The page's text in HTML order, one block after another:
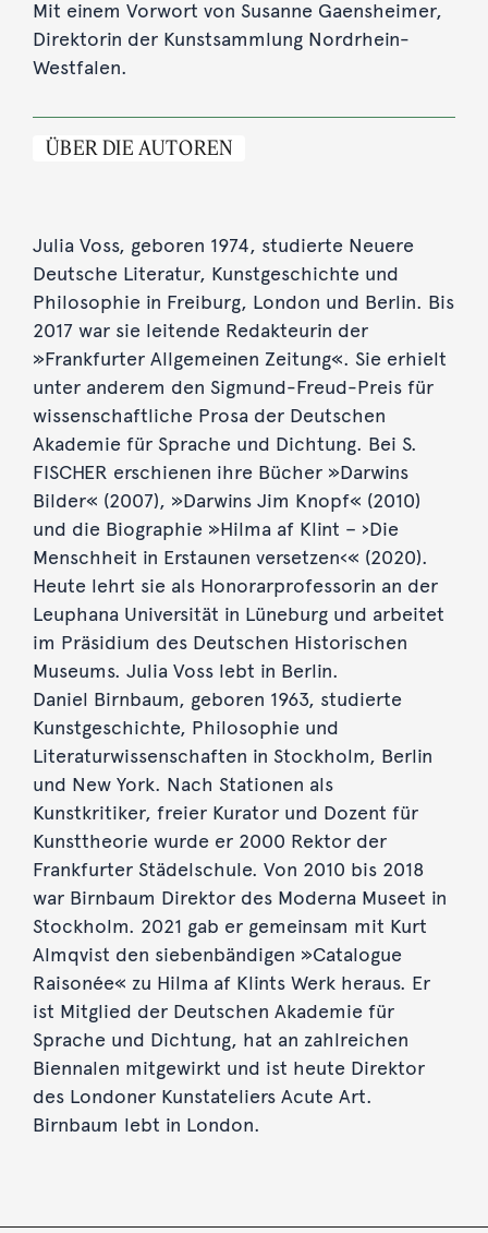
Mit einem Vorwort von Susanne Gaensheimer,
Direktorin der Kunstsammlung Nordrhein-
Westfalen.
ÜBER DIE AUTOREN
Julia Voss, geboren 1974, studierte Neuere
Deutsche Literatur, Kunstgeschichte und
Philosophie in Freiburg, London und Berlin. Bis
2017 war sie leitende Redakteurin der
»Frankfurter Allgemeinen Zeitung«. Sie erhielt
unter anderem den Sigmund-Freud-Preis für
wissenschaftliche Prosa der Deutschen
Akademie für Sprache und Dichtung. Bei S.
FISCHER erschienen ihre Bücher »Darwins
Bilder« (2007), »Darwins Jim Knopf« (2010)
und die Biographie »Hilma af Klint – ›Die
Menschheit in Erstaunen versetzen‹« (2020).
Heute lehrt sie als Honorarprofessorin an der
Leuphana Universität in Lüneburg und arbeitet
im Präsidium des Deutschen Historischen
Museums. Julia Voss lebt in Berlin.
Daniel Birnbaum, geboren 1963, studierte
Kunstgeschichte, Philosophie und
Literaturwissenschaften in Stockholm, Berlin
und New York. Nach Stationen als
Kunstkritiker, freier Kurator und Dozent für
Kunsttheorie wurde er 2000 Rektor der
Frankfurter Städelschule. Von 2010 bis 2018
war Birnbaum Direktor des Moderna Museet in
Stockholm. 2021 gab er gemeinsam mit Kurt
Almqvist den siebenbändigen »Catalogue
Raisonée« zu Hilma af Klints Werk heraus. Er
ist Mitglied der Deutschen Akademie für
Sprache und Dichtung, hat an zahlreichen
Biennalen mitgewirkt und ist heute Direktor
des Londoner Kunstateliers Acute Art.
Birnbaum lebt in London.